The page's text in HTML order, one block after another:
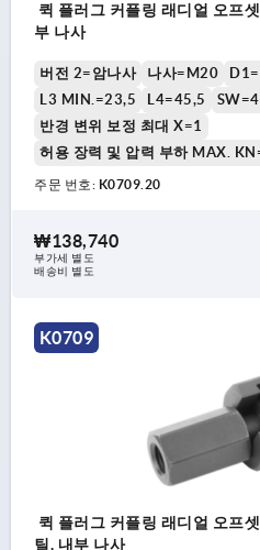
퀵 플러그 커플링 래디얼 오프
부 나사
버전 2=암나사 나사=M20
L3 MIN.=23,5
L4=45,5
반경 변위 보정 최대 X=1
허용 장력 및 압력 부하 MAX.
주문 번호: K0709.20
₩138,740
부가세 별도
배송비 별도
K0709
퀵 플러그 커플링 래디얼 오프
틸, 내부 나사